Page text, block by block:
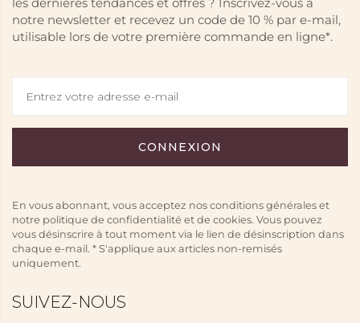
notre newsletter et recevez un code de 10 % par e-mail,
utilisable lors de votre première commande en ligne*.
En vous abonnant, vous acceptez nos conditions générales et
notre politique de confidentialité et de cookies. Vous pouvez
vous désinscrire à tout moment via le lien de désinscription dans
chaque e-mail. * S'applique aux articles non-remisés
uniquement.
SUIVEZ-NOUS